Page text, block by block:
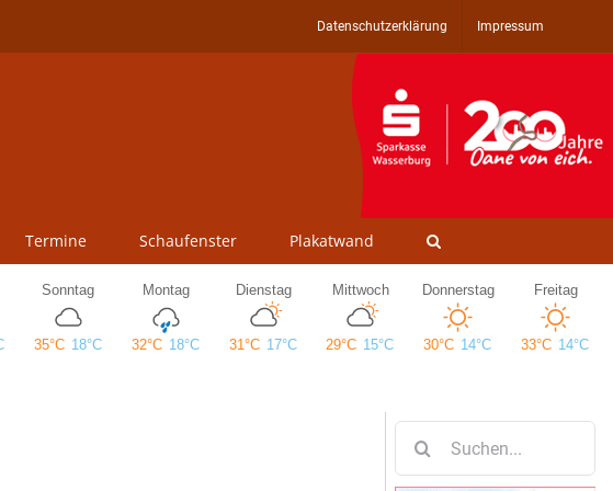
Datenschutzerklärung Impressum
Termine Schaufenster Plakatwand
nach: